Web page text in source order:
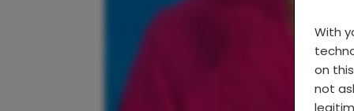
With
on
not